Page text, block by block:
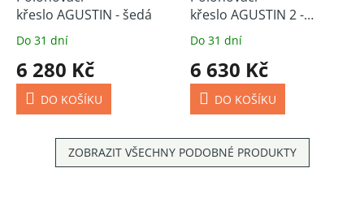
křeslo AGUSTIN - šedá
Do 31 dní
6 280 Kč
DO KOŠÍKU
křeslo AGUSTIN 2 -
béžová
Do 31 dní
6 630 Kč
DO KOŠÍKU
ZOBRAZIT VŠECHNY PODOBNÉ PRODUKTY